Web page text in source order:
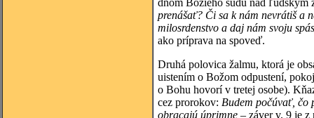
dňom Božieho súdu nad ľudským
prenášať? Či sa k nám nevrátiš a
milosrdenstvo a daj nám svoju
ako príprava na spoveď.
Druhá polovica žalmu, ktorá je
uistením o Božom odpustení,
o Bohu hovorí v tretej osobe).
cez prorokov: Budem počúvať, čo
obracajú úprimne – záver v. 9 je z